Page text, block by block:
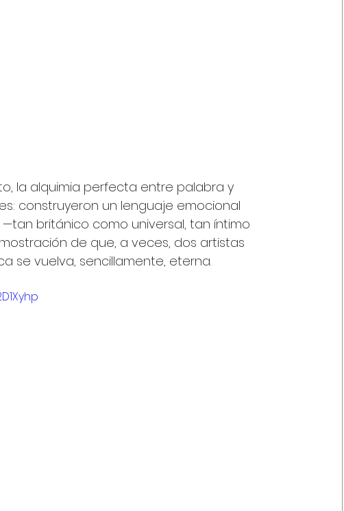
la alquimia perfecta entre palabra y
construyeron un lenguaje emocional
británico como universal, tan íntimo
de que, a veces, dos artistas
se vuelva, sencillamente, eterna.